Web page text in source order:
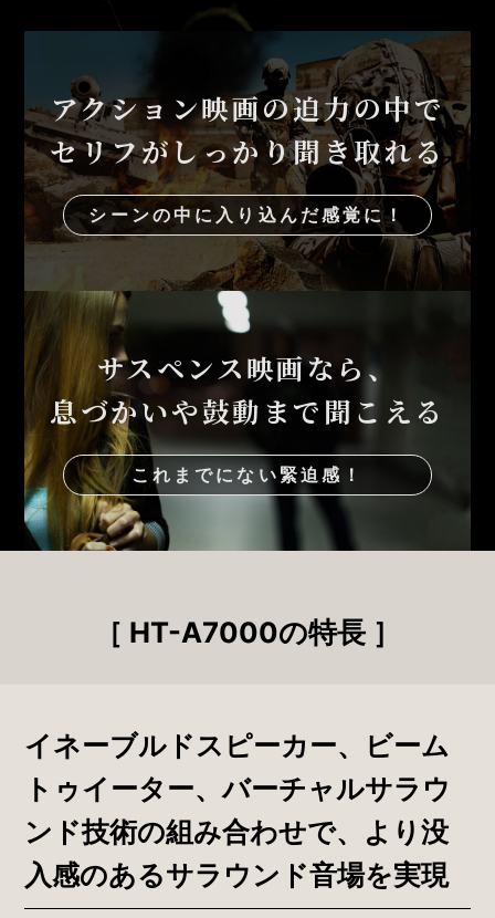
アクション映画の迫力の中で
セリフがしっかり聞き取れる
シーンの中に入り込んだ感覚に！
サスペンス映画なら、
息づかいや鼓動まで聞こえる
これまでにない緊迫感！
［ HT-A7000の特長 ］
イネーブルドスピーカー、ビーム
トゥイーター、バーチャルサラウ
ンド技術の組み合わせで、 より没
入感のあるサラウンド音場を実現